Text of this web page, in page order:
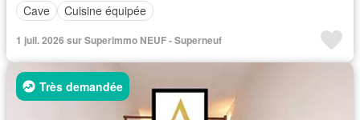
Cave
Cuisine équipée
1 juil. 2026 sur Superimmo NEUF - Superneuf
Très demandée